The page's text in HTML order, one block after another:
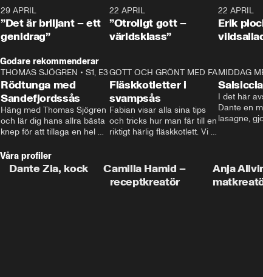
0:50
29 APRIL
”Det är briljant – ett
genidrag”
1:00
22 APRIL
”Otroligt gott –
världsklass”
22 APRIL
Erik
Godare rekommenderar
13:56
THOMAS SJÖGREN • S1, E3
Rödtunga med
Sandefjordssås
Häng med Thomas Sjögren
och lär dig hans allra bästa
knep för att tillaga en hel
helstekt rödtunga med
sandefjordssås och en
magisk sallad på pepparrot
12:17
GOTT OCH GRÖNT MED FABBE•S2,
Fläskkotletter i
svampsås
Fabian visar alla sina tips
och tricks hur man får till en
riktigt härlig fläskkotlett. Vi
Fredrik som lämnat stan
och sadlat om till grisbonde
på Gotland.
MIDDAG
I det här
Dante en
lasagne,
Våra profiler
Dante Zia, kock
Camilla Hamid –
receptkreatör
Anja